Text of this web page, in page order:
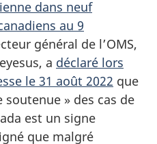
dans neuf
au 9
général de l’OMS,
a déclaré lors
le 31 août 2022 que
soutenue » des cas de
est un signe
que malgré